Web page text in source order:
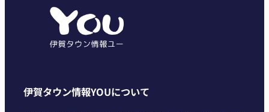
伊賀タウン情報YOUについて